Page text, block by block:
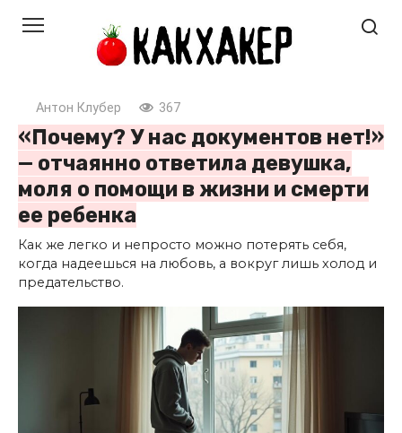
Антон Клубер 367
«Почему? У нас документов нет!»
— отчаянно ответила девушка,
моля о помощи в жизни и смерти
ее ребенка
Как же легко и непросто можно потерять себя,
когда надеешься на любовь, а вокруг лишь холод и
предательство.